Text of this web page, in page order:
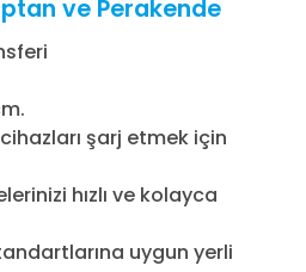
ve Perakende
şarj etmek için
hızlı ve kolayca
uygun yerli